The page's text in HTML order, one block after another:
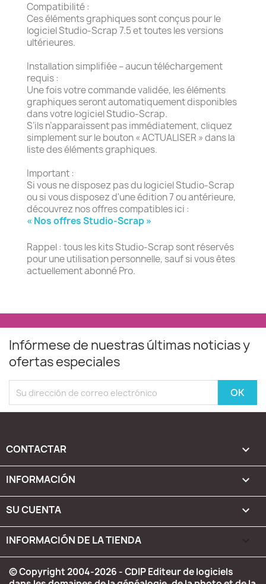
Compatibilité :
Ces éléments graphiques sont conçus pour le
logiciel Studio-Scrap 7.5 et toutes les versions
ultérieures.
Installation simplifiée – aucun téléchargement
requis :
Une fois votre commande validée, les éléments
graphiques seront automatiquement disponibles
dans votre logiciel Studio-Scrap.
S’ils n’apparaissent pas immédiatement, cliquez
simplement sur le bouton « ACTUALISER » dans la
liste des éléments graphiques.
Important :
Si vous ne disposez pas du logiciel Studio-Scrap
ou si vous disposez d'une édition 7 ou antérieure,
découvrez nos offres compatibles ici :
« Nos offres Studio-Scrap »
Rappel : tous les kits Studio-Scrap sont réservés
pour une utilisation personnelle, sauf si vous êtes
actuellement abonné Pro.
Infórmese de nuestras últimas noticias y
ofertas especiales
CONTACTAR 
INFORMACIÓN 
SU CUENTA 
INFORMACIÓN DE LA TIENDA
© Copyright 2004-2026 - CDIP Editeur de logiciels